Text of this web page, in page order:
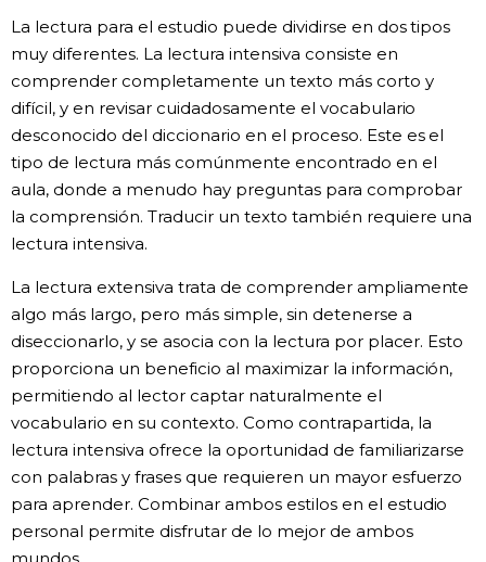
La lectura para el estudio puede dividirse en dos tipos
muy diferentes. La lectura intensiva consiste en
comprender completamente un texto más corto y
difícil, y en revisar cuidadosamente el vocabulario
desconocido del diccionario en el proceso. Este es el
tipo de lectura más comúnmente encontrado en el
aula, donde a menudo hay preguntas para comprobar
la comprensión. Traducir un texto también requiere una
lectura intensiva.
La lectura extensiva trata de comprender ampliamente
algo más largo, pero más simple, sin detenerse a
diseccionarlo, y se asocia con la lectura por placer. Esto
proporciona un beneficio al maximizar la información,
permitiendo al lector captar naturalmente el
vocabulario en su contexto. Como contrapartida, la
lectura intensiva ofrece la oportunidad de familiarizarse
con palabras y frases que requieren un mayor esfuerzo
para aprender. Combinar ambos estilos en el estudio
personal permite disfrutar de lo mejor de ambos